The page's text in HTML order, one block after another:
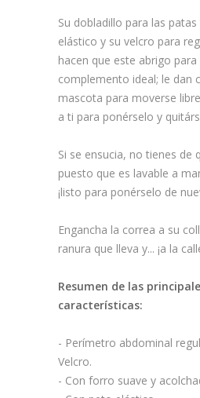
Su dobladillo para las
elástico y su velcro para
hacen que este abrigo
complemento ideal; le dan
mascota para moverse
a ti para ponérselo y
Si se ensucia, no tienes de
puesto que es lavable a
¡listo para ponérselo de
Engancha la correa a su
ranura que lleva y... ¡a la
Resumen de las
características:
- Perímetro abdominal
Velcro.
- Con forro suave y